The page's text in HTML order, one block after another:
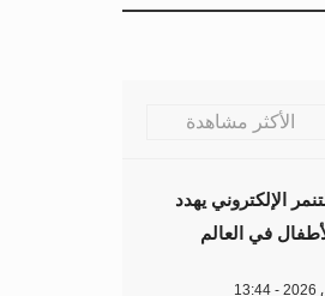
الأكثر مشاهدة
الإلكتروني يهدد
في العالم